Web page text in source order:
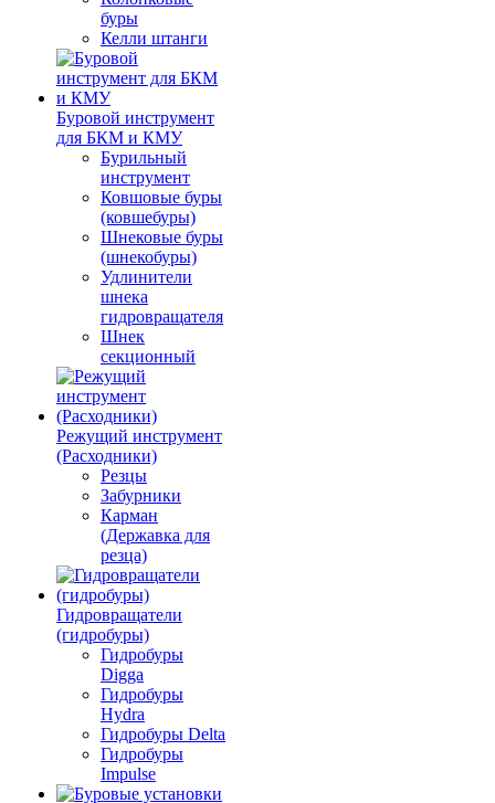
буры
Келли штанги
Буровой инструмент
для БКМ и КМУ
Бурильный
инструмент
Ковшовые буры
(ковшебуры)
Шнековые буры
(шнекобуры)
Удлинители
шнека
гидровращателя
Шнек
секционный
Режущий инструмент
(Расходники)
Резцы
Забурники
Карман
(Державка для
резца)
Гидровращатели
(гидробуры)
Гидробуры
Digga
Гидробуры
Hydra
Гидробуры Delta
Гидробуры
Impulse